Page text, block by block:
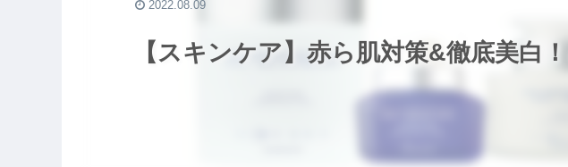
【スキンケア】赤ら肌対策&徹底美白
2022.08.09